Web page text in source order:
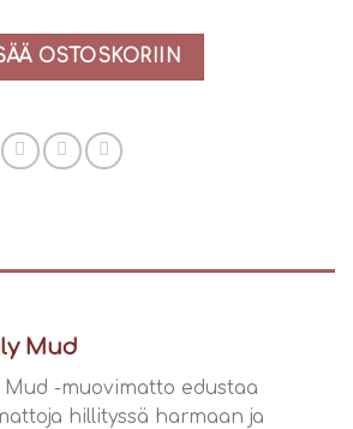
määrä
OSTOSKORIIN
Mud
-muovimatto edustaa
hillityssä harmaan ja